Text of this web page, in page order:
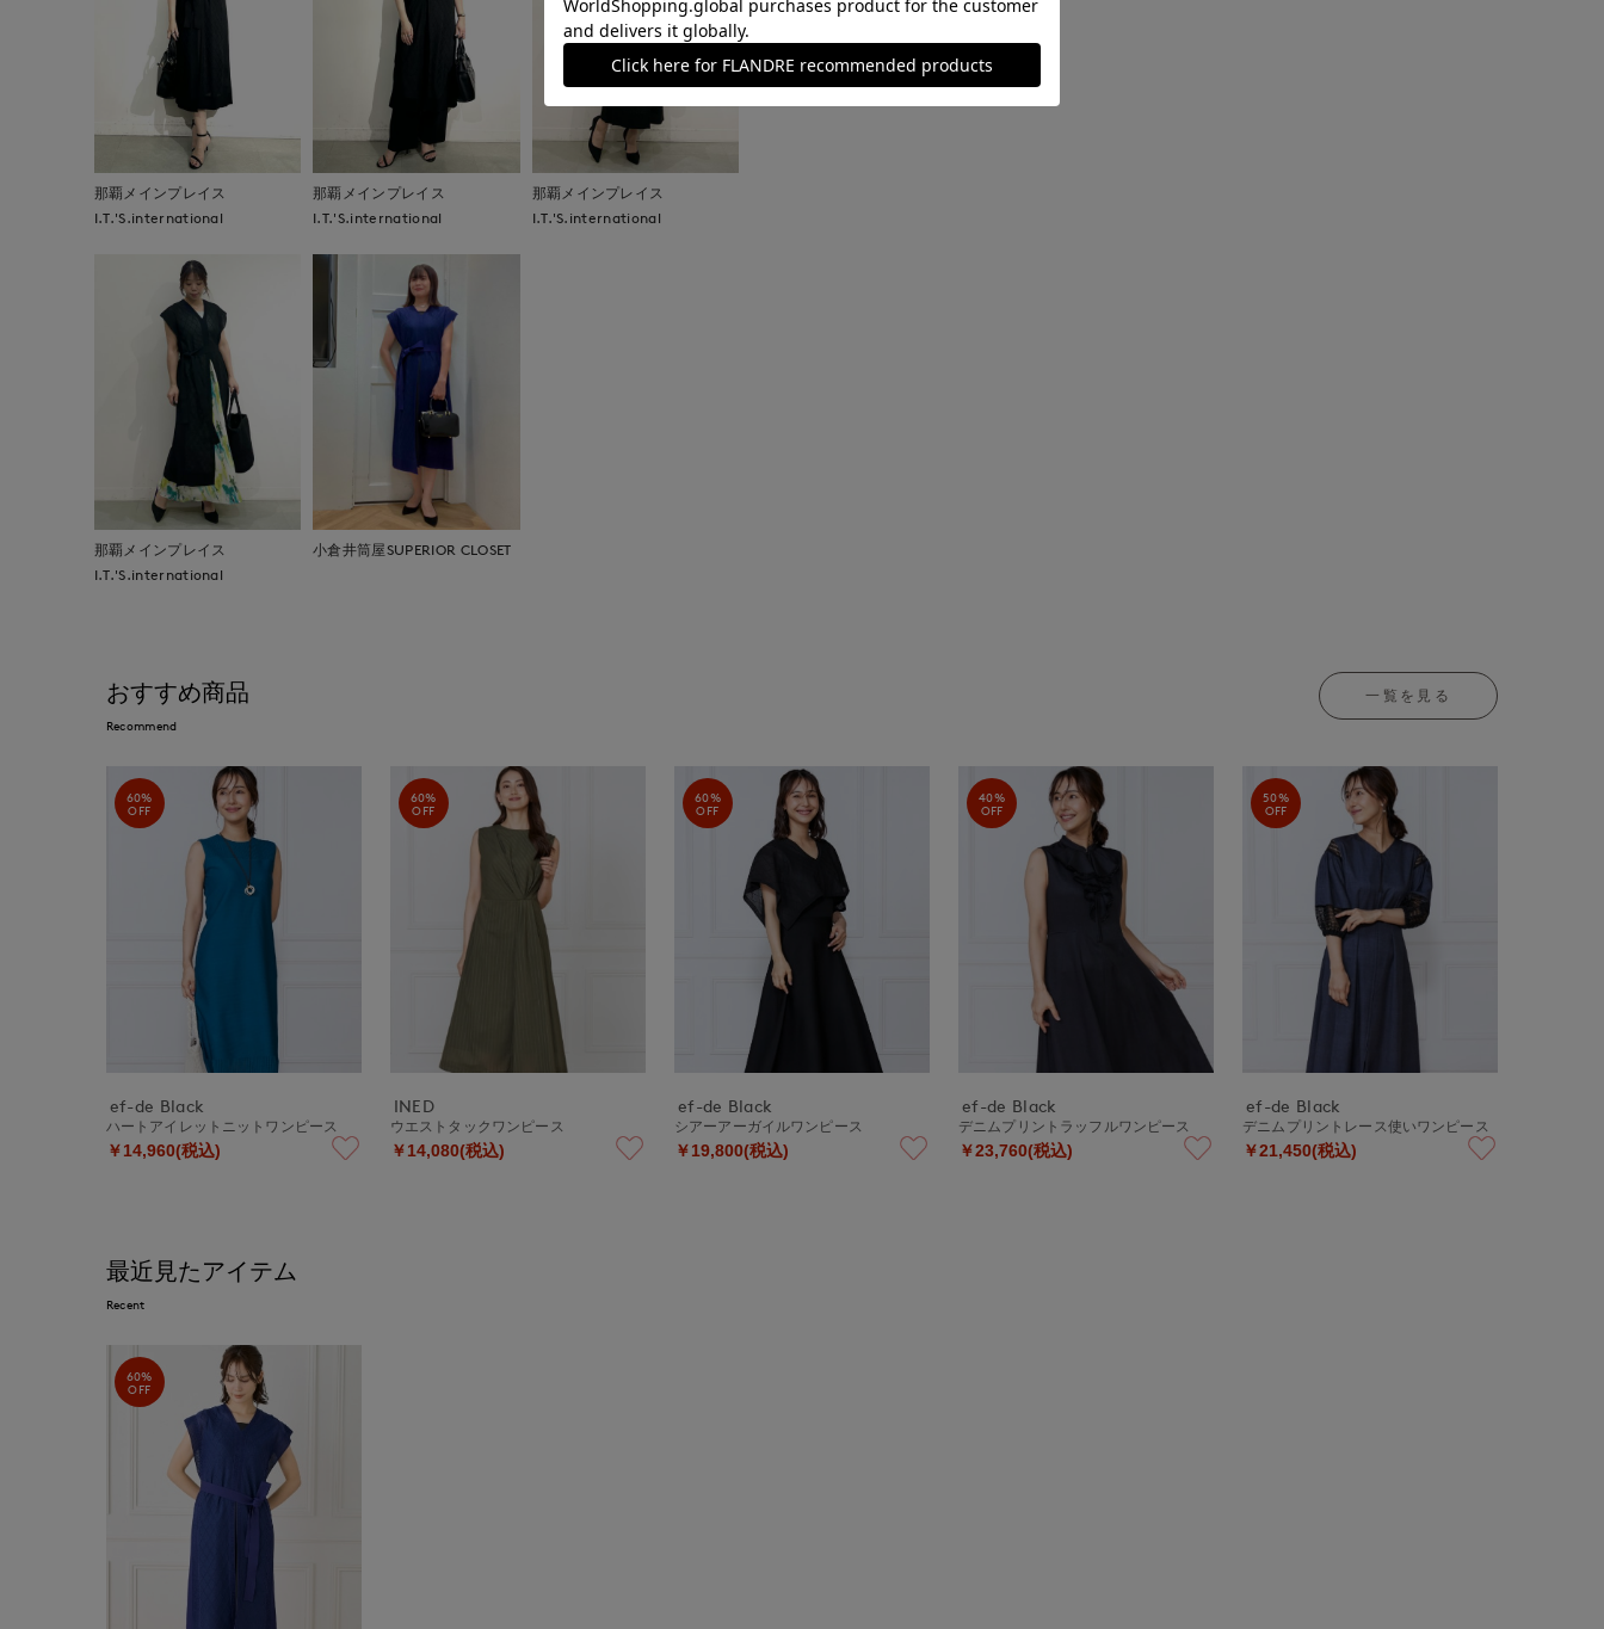
那覇メインプレイス
I.T.'S.international
那覇メインプレイス
I.T.'S.international
那覇メインプレイス
I.T.'S.international
那覇メインプレイス
I.T.'S.international
小倉井筒屋SUPERIOR CLOSET
おすすめ商品
Recommend
一覧を見る
60%
OFF
ef-de Black
ハートアイレットニットワンピース
￥14,960(税込)
60%
OFF
INED
ウエストタックワンピース
￥14,080(税込)
60%
OFF
ef-de Black
シアーアーガイルワンピース
￥19,800(税込)
40%
OFF
ef-de Black
デニムプリントラッフルワンピース
￥23,760(税込)
50%
OFF
ef-de Black
デニムプリントレース使いワンピース
￥21,450(税込)
最近見たアイテム
Recent
60%
OFF